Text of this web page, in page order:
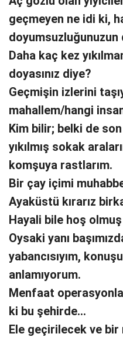
geçmeyen ne idi ki,
doyumsuzluğunuzun
Daha kaç kez
doyasınız diye?
Geçmişin izlerini
mahallem/hangi
Kim bilir; belki de son
yıkılmış sokak
komşuya rastlarım.
Bir çay içimi
Ayaküstü kırarız
Hayali bile hoş
Oysaki yanı
yabancısıyım,
anlamıyorum.
Menfaat
ki bu şehirde…
Ele geçirilecek ve